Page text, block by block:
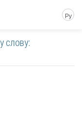
Ру
слову: